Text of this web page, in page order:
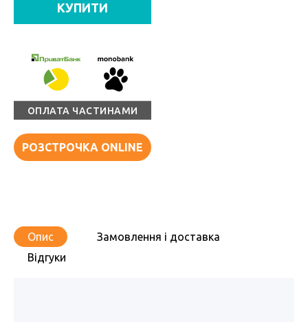
КУПИТИ
ОПЛАТА ЧАСТИНАМИ
РОЗСТРОЧКА ONLINE
Опис
Замовлення і доставка
Відгуки